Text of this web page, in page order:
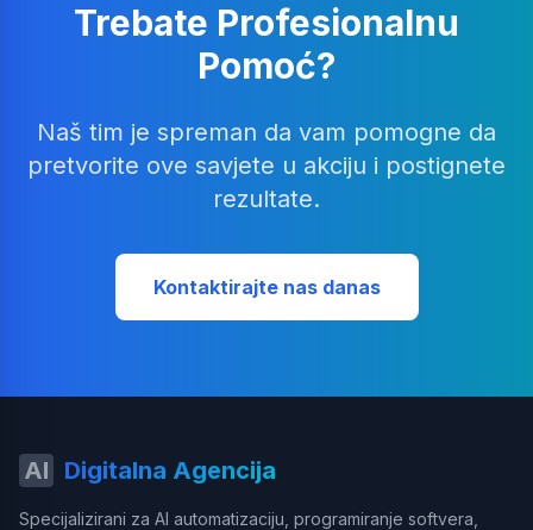
Trebate Profesionalnu
Pomoć?
Naš tim je spreman da vam pomogne da
pretvorite ove savjete u akciju i postignete
rezultate.
Kontaktirajte nas danas
AI Digitalna Agencija
Specijalizirani za AI automatizaciju, programiranje softvera,